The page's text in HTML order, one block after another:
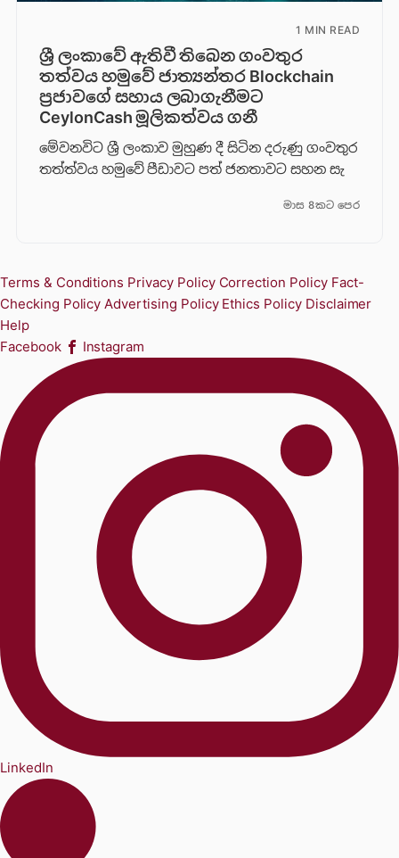
1 MIN READ
ශ්‍රී ලංකාවේ ඇතිවී තිබෙන ගංවතුර
තත්වය හමුවේ ජාත්‍යන්තර Blockchain
ප්‍රජාවගේ සහාය ලබාගැනීමට
CeylonCash මූලිකත්වය ග​නී
මේවනවිට ශ්‍රී ලංකාව මුහුණ දී සිටින දරුණු ගංවතුර
තත්ත්වය හමුවේ පීඩාවට පත් ජනතාවට සහන සැ
මාස 8කට පෙර
Terms & Conditions Privacy Policy Correction Policy Fact-
Checking Policy Advertising Policy Ethics Policy Disclaimer
Help
Facebook
Instagram
LinkedIn